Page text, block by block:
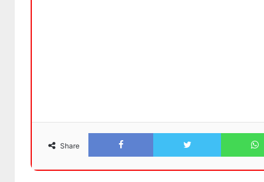
Share
Facebook Twitter